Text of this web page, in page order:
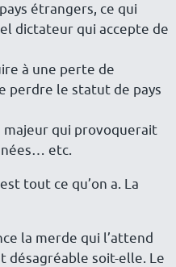
étrangers, ce qui
dictateur qui accepte de
à une perte de
perdre le statut de pays
majeur qui provoquerait
etc.
tout ce qu’on a. La
la merde qui l’attend
désagréable soit-elle. Le